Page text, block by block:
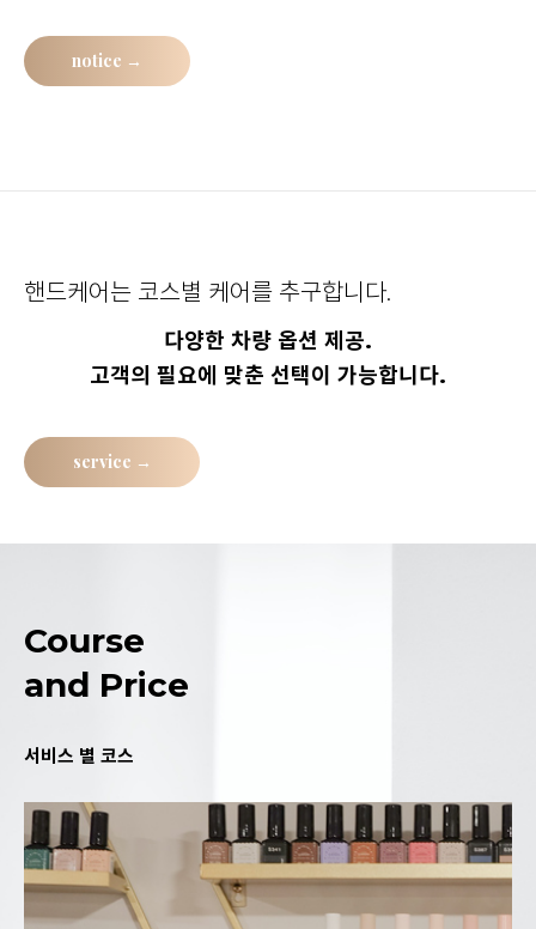
notice →
핸드케어는 코스별 케어를 추구합니다.
다양한 차량 옵션 제공.
고객의 필요에 맞춘 선택이 가능합니다.
service →
Course
and Price
서비스 별 코스